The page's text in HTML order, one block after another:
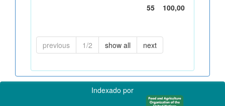
55
100,00
previous 1/2 show all next
Indexado por